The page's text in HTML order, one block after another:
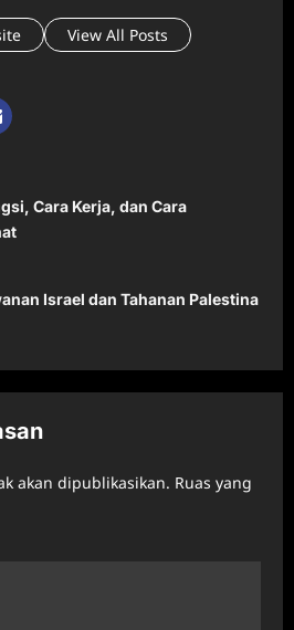
View All Posts
Cara Kerja, dan Cara
Israel dan Tahanan Palestina
akan dipublikasikan. Ruas yang